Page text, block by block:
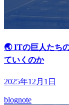
🌏 ITの巨人たち
ていくのか
2025年12月1日
blognote